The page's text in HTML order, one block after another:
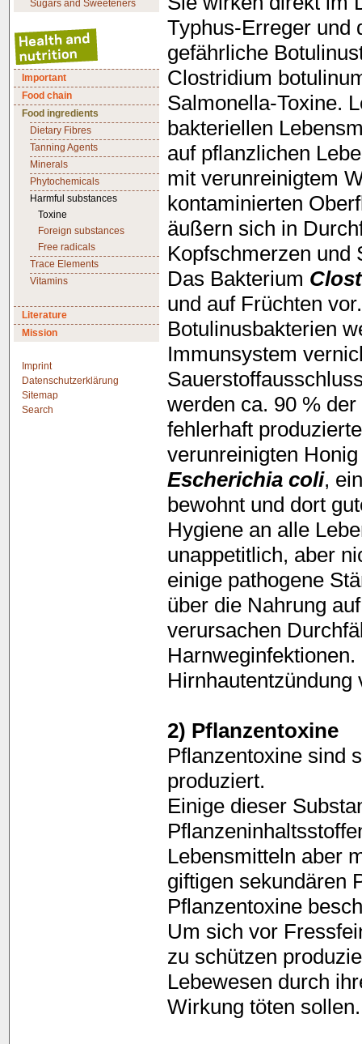
Sugars and Sweeteners
Important
Food chain
Food ingredients
Dietary Fibres
Tanning Agents
Minerals
Phytochemicals
Harmful substances
Toxine
Foreign substances
Free radicals
Trace Elements
Vitamins
Literature
Mission
Imprint
Datenschutzerklärung
Sitemap
Search
Typhus-Erreger und
gefährliche
Clostridium
Salmonella-Toxine.
bakteriellen
auf pflanzlichen
mit verunreinigtem
kontaminierten
äußern sich in
Kopfschmerzen und
Das Bakterium
und auf Früchten
Botulinusbakterien
Immunsystem
werden ca. 90 %
fehlerhaft
verunreinigten
Escherichia coli,
bewohnt und dort
Hygiene an alle
unappetitlich, aber
einige pathogene
über die Nahrung
verursachen
Hirnhautentzündung
2) Pflanzentoxine
Pflanzentoxine sind
produziert.
Einige dieser
Lebensmitteln aber
giftigen sekundären
Pflanzentoxine
Um sich vor
zu schützen
Lebewesen durch
Wirkung töten sollen.